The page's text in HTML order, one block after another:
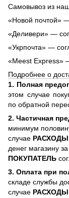
Самовывоз из
«Новой почтой»
«Деливери» —
«Укрпочта» —
«Meest Express»
Подробнее о
1. Полная
этом случае
по обратной
2. Частичная
минимум
случае РАСХОДЫ
денег магазину
ПОКУПАТЕЛЬ
3. Оплата при
складе службы
случае РАСХОДЫ